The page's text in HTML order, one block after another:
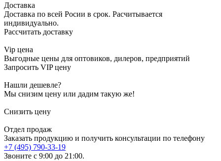
Доставка
Доставка по всей Росии в срок. Расчитывается
индивидуально.
Рассчитать доставку
Vip цена
Выгодные цены для оптовиков, дилеров, предприятий
Запросить VIP цену
Нашли дешевле?
Мы снизим цену или дадим такую же!
Снизить цену
Отдел продаж
Заказать продукцию и получить консультации по телефону
+7 (495) 790-33-19
Звоните с 9:00 до 21:00.